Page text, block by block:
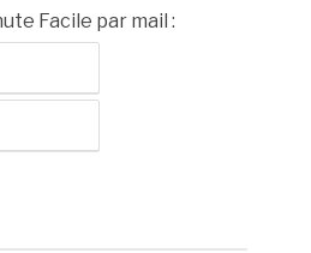
Facile par mail :